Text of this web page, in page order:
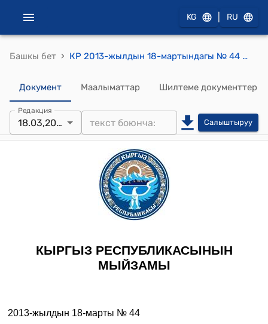
KG RU
Башкы бет › КР 2013-жылдын 18-мартындагы № 44 "Кыргыз Республикасынын Социалдык фондунун 2012-жылга бюджети жана 2013-2014-жылдарга божомолу жөнүндө" Кыргыз Республикасынын Мыйзамына өзгөртүүлөрдү жана толуктоо киргизүү тууралуу" Мыйзамы
Документ Маалыматтар Шилтеме документтер
Редакция
18.03,2013 Салыштыруу